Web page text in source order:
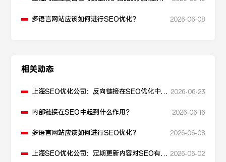
多语言网站应该如何进行SEO优化？ 2026-06-08
相关动态
上海SEO优化公司：反向链接在SEO优化中起 2026-06-23
内部链接在SEO中起到什么作用？ 2026-06-16
多语言网站应该如何进行SEO优化？ 2026-06-08
上海SEO优化公司：定期更新内容对SEO有什 2026-06-02